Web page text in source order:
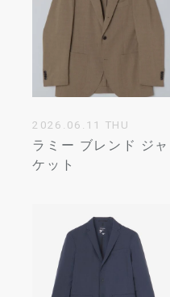
2026.06.11 THU
ラミー ブレンド ジャ
ケット